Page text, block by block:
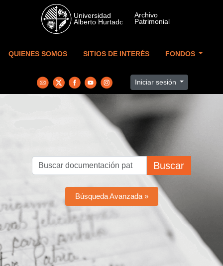
Skip to main content
QUIENES SOMOS SITIOS DE INTERÉS FONDOS
Iniciar sesión
Buscar
Búsqueda Avanzada »